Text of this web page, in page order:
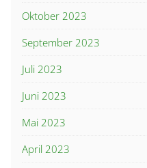
Oktober 2023
September 2023
Juli 2023
Juni 2023
Mai 2023
April 2023